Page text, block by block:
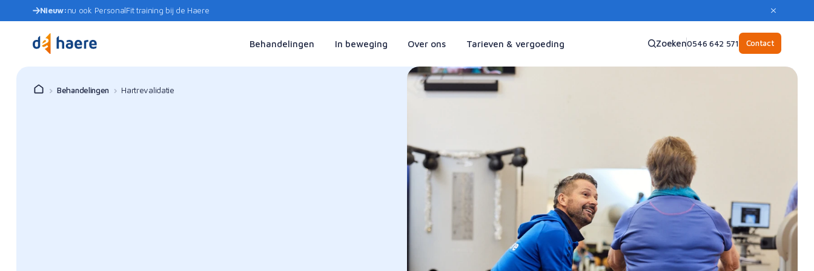
Nieuw:nu ook PersonalFit training bij de Haere
Behandelingen In beweging Over ons Tarieven & vergoeding Zoeken0546 642 571 Contact
Behandelingen Hartrevalidatie